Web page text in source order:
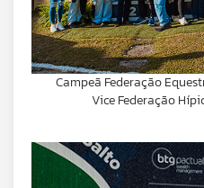
Campeã Federação
Vice Federação